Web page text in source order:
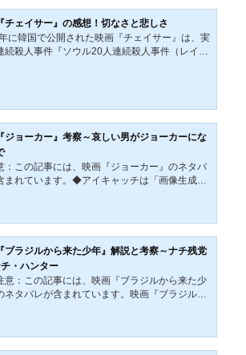
けた20世紀を代表する名作たちだ。そして、そ
ューブリック監督作品の中でも抜群の人気を誇
、ホラー映画の古典として名高い『シャイニン
。映画そのものは見ていなくても、鬼気迫るジ
チェイサー』の感想！切なさと悲しさ
に韓国で公開された映画『チェイサー』は、実
続殺人事件『ソウル20人連続殺人事件（レイン
絶望といった現実的な社会の矛盾を露出させ
・ホンジン監督の演出は、徹底した現場主義的
貫き、主演キム・ユンソクとハ・ジョンウによ
は、正義と悪...
ジョーカー』考察～哀しい男がジョーカーにな
：この記事には、映画『ジョーカー』のネタバ
まれています。◆アイキャッチは「画像生成A
イクが印象的なジョーカーもその一人。★以下
事の音声ファイルです。そして、そのジョーカ
人公に据えた作品が、映画『ジョーカー』だ。
センセーショナルな内容を含む問題作であり、
時のアメリカでは社会問題にもなったことで有
る。 今作に描かれるのは、ただのヴィランとし
ブラジルから来た少年』解説と考察～ナチ残党
・ハンター
：この記事には、映画『ブラジルから来た少
ネタバレが含まれています。映画『ブラジルか
た映画『ブラジルから来た少年（The Boys fro
）1978年公開』。1967年に出版され原作小説